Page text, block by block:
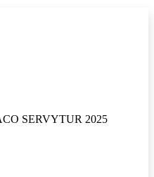
SERVYTUR 2025